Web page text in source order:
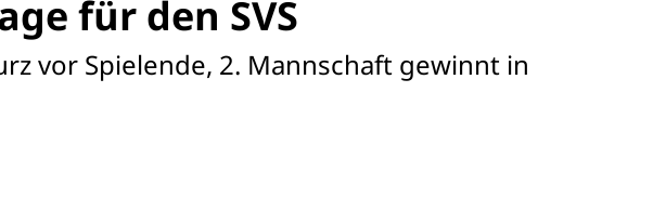
für den SVS
vor Spielende, 2. Mannschaft gewinnt in